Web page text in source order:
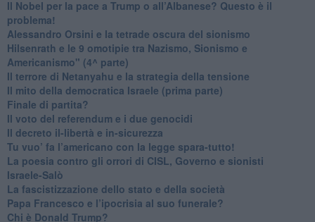
​Il Nobel per la pace a Trump o all’Albanese? Questo è il
problema!
​Alessandro Orsini e la tetrade oscura del sionismo
​Hilsenrath e le 9 omotipie tra Nazismo, Sionismo e
Americanismo" (4^ parte)
​Il terrore di Netanyahu e la strategia della tensione
Il mito della democratica Israele (prima parte)
​Finale di partita?
​Il voto del referendum e i due genocidi
Il decreto il-libertà e in-sicurezza
Tu vuo’ fa l’americano con la legge spara-tutto!
La poesia contro gli orrori di CISL, Governo e sionisti
Israele-Salò
​La fascistizzazione dello stato e della società
Papa Francesco e l’ipocrisia al suo funerale?
​Chi è Donald Trump?